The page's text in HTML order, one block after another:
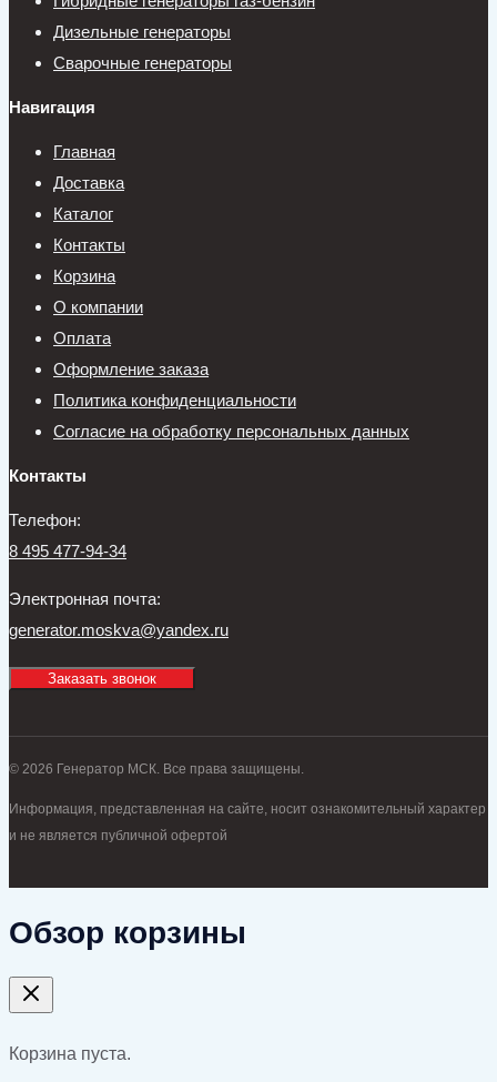
Дизельные генераторы
Сварочные генераторы
Навигация
Главная
Доставка
Каталог
Контакты
Корзина
О компании
Оплата
Оформление заказа
Политика конфиденциальности
Согласие на обработку персональных данных
Контакты
Телефон:
8 495 477-94-34
Электронная почта:
generator.moskva@yandex.ru
Заказать звонок
© 2026 Генератор МСК. Все права защищены.
Информация, представленная на сайте, носит ознакомительный характер
и не является публичной офертой
Обзор корзины
Корзина пуста.